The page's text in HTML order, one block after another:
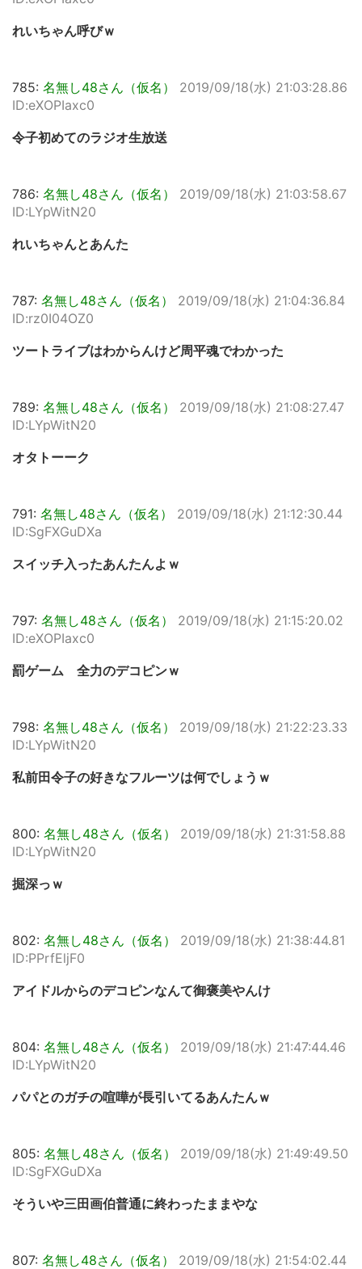
れいちゃん呼びｗ
785: 名無し48さん（仮名）
2019/09/18(水) 21:03:28.86
ID:eXOPIaxc0
令子初めてのラジオ生放送
786: 名無し48さん（仮名）
2019/09/18(水) 21:03:58.67
ID:LYpWitN20
れいちゃんとあんた
787: 名無し48さん（仮名）
2019/09/18(水) 21:04:36.84
ID:rz0I04OZ0
ツートライブはわからんけど周平魂でわかった
789: 名無し48さん（仮名）
2019/09/18(水) 21:08:27.47
ID:LYpWitN20
オタトーーク
791: 名無し48さん（仮名）
2019/09/18(水) 21:12:30.44
ID:SgFXGuDXa
スイッチ入ったあんたんよｗ
797: 名無し48さん（仮名）
2019/09/18(水) 21:15:20.02
ID:eXOPIaxc0
罰ゲーム 全力のデコピンｗ
798: 名無し48さん（仮名）
2019/09/18(水) 21:22:23.33
ID:LYpWitN20
私前田令子の好きなフルーツは何でしょうｗ
800: 名無し48さん（仮名）
2019/09/18(水) 21:31:58.88
ID:LYpWitN20
掘深っｗ
802: 名無し48さん（仮名）
2019/09/18(水) 21:38:44.81
ID:PPrfEljF0
アイドルからのデコピンなんて御褒美やんけ
804: 名無し48さん（仮名）
2019/09/18(水) 21:47:44.46
ID:LYpWitN20
パパとのガチの喧嘩が長引いてるあんたんｗ
805: 名無し48さん（仮名）
2019/09/18(水) 21:49:49.50
ID:SgFXGuDXa
そういや三田画伯普通に終わったままやな
807: 名無し48さん（仮名）
2019/09/18(水) 21:54:02.44